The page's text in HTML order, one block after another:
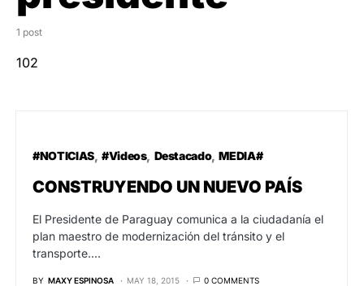
1 post
102
#NOTICIAS #Videos Destacado MEDIA#
CONSTRUYENDO UN NUEVO PAÍS
El Presidente de Paraguay comunica a la ciudadanía el
plan maestro de modernización del tránsito y el
transporte.…
BY MAXY ESPINOSA MAY 18, 2015 0 COMMENTS